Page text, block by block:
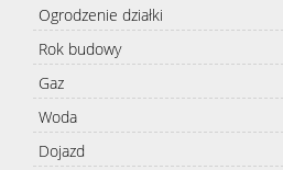
Ogrodzenie działki
Rok budowy
Gaz
Woda
Dojazd